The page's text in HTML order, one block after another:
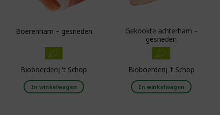
Boerenham – gesneden
Bioboerderij 't Schop
In winkelwagen
Gekookte achterham –
gesneden
Bioboerderij 't Schop
In winkelwagen